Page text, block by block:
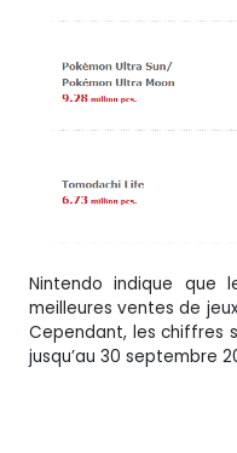
Nintendo indique que
meilleures ventes de
Cependant, les chiffres
jusqu’au 30 septembre